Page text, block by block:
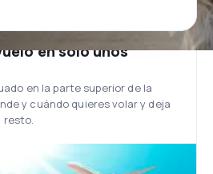
en solo unos
en la parte superior de la
y cuándo quieres volar y deja
resto.